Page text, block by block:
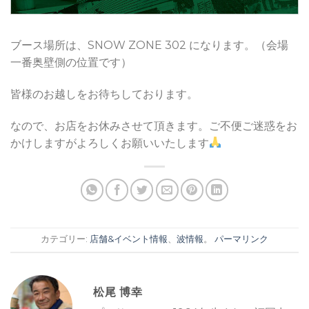
ブース場所は、SNOW ZONE 302 になります。（会場
一番奥壁側の位置です）
皆様のお越しをお待ちしております。
なので、お店をお休みさせて頂きます。ご不便ご迷惑をお
かけしますがよろしくお願いいたします
カテゴリー: 店舗&イベント情報 波情報 。 パーマリンク
松尾 博幸